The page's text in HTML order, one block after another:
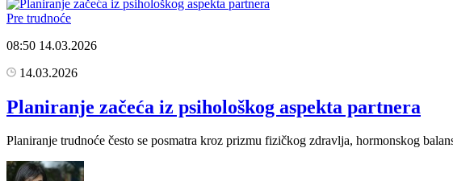
Pre trudnoće
08:50 14.03.2026
14.03.2026
Planiranje začeća iz psihološkog aspekta partnera
Planiranje trudnoće često se posmatra kroz prizmu fizičkog zdravlja, hormonskog